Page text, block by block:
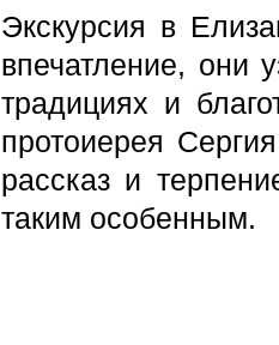
Экскурсия в
впечатление, они
традициях и
протоиерея
рассказ и
таким особенным.